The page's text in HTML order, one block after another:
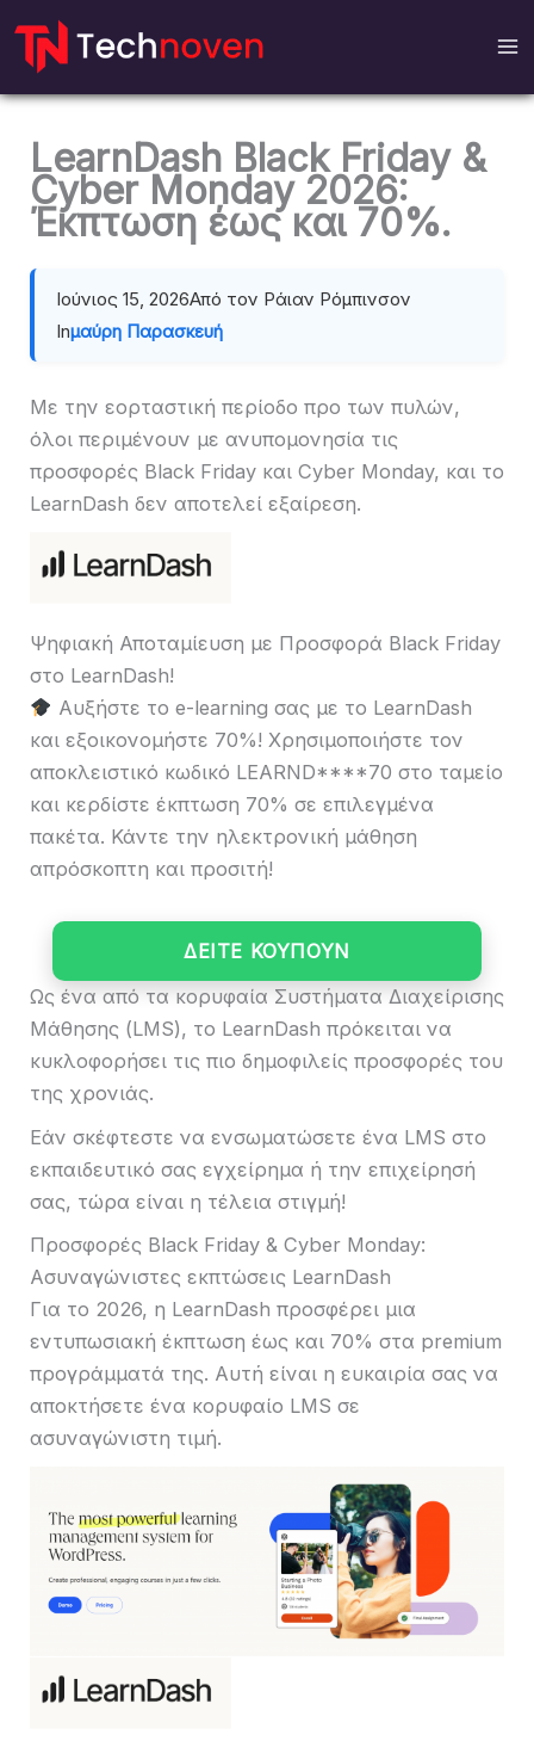
Μετάβαση
περιεχόμενο
LearnDash Black Friday &
Cyber ​​Monday 2026:
Έκπτωση έως και 70%.
Ιούνιος 15, 2026Από τον Ράιαν Ρόμπινσον
Inμαύρη Παρασκευή
Με την εορταστική περίοδο προ των πυλών,
όλοι περιμένουν με ανυπομονησία τις
προσφορές Black Friday και Cyber ​​Monday, και το
LearnDash δεν αποτελεί εξαίρεση.
Ψηφιακή Αποταμίευση με Προσφορά Black Friday
στο LearnDash!
Αυξήστε το e-learning σας με το LearnDash
και εξοικονομήστε 70%! Χρησιμοποιήστε τον
αποκλειστικό κωδικό LEARND****70 στο ταμείο
και κερδίστε έκπτωση 70% σε επιλεγμένα
πακέτα. Κάντε την ηλεκτρονική μάθηση
απρόσκοπτη και προσιτή!
ΔΕΙΤΕ ΚΟΥΠΟΥΝ
Ως ένα από τα κορυφαία Συστήματα Διαχείρισης
Μάθησης (LMS), το LearnDash πρόκειται να
κυκλοφορήσει τις πιο δημοφιλείς προσφορές του
της χρονιάς.
Εάν σκέφτεστε να ενσωματώσετε ένα LMS στο
εκπαιδευτικό σας εγχείρημα ή την επιχείρησή
σας, τώρα είναι η τέλεια στιγμή!
Προσφορές Black Friday & Cyber ​​Monday:
Ασυναγώνιστες εκπτώσεις LearnDash
Για το 2026, η LearnDash προσφέρει μια
εντυπωσιακή έκπτωση έως και 70% στα premium
προγράμματά της. Αυτή είναι η ευκαιρία σας να
αποκτήσετε ένα κορυφαίο LMS σε
ασυναγώνιστη τιμή.